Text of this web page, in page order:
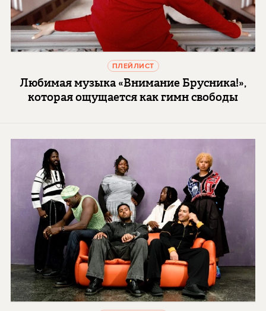
ПЛЕЙЛИСТ
Любимая музыка «Внимание Брусника!»,
которая ощущается как гимн свободы